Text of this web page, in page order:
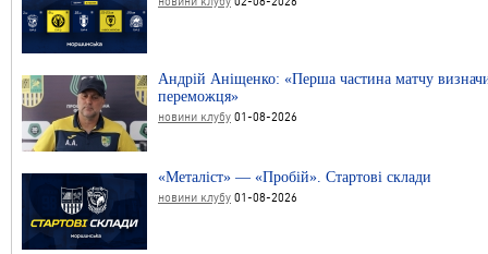
Андрій Аніщенко: «Перша частина матчу
переможця»
новини клубу 01-08-2026
«Металіст» — «Пробій». Стартові склади
новини клубу 01-08-2026